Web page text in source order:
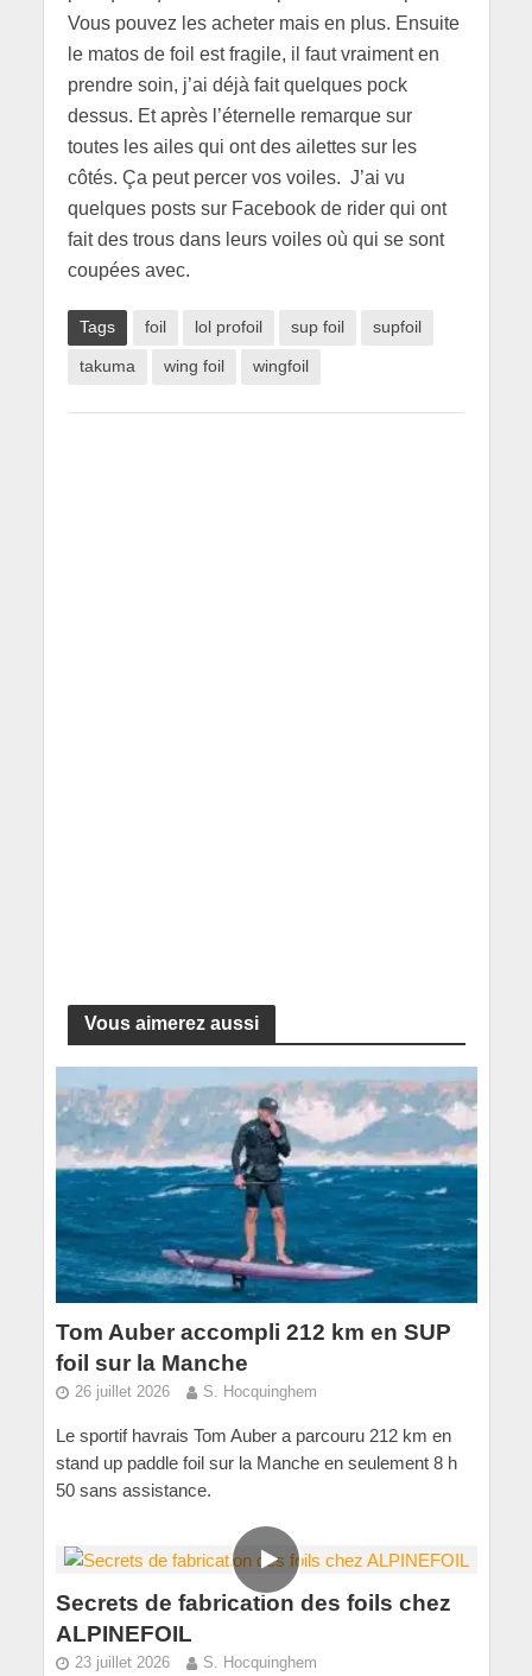
Vous pouvez les acheter mais en plus. Ensuite
le matos de foil est fragile, il faut vraiment en
prendre soin, j’ai déjà fait quelques pock
dessus. Et après l’éternelle remarque sur
toutes les ailes qui ont des ailettes sur les
côtés. Ça peut percer vos voiles. J’ai vu
quelques posts sur Facebook de rider qui ont
fait des trous dans leurs voiles où qui se sont
coupées avec.
Tags foil lol profoil sup foil supfoil
takuma wing foil wingfoil
Vous aimerez aussi
Tom Auber accompli 212 km en SUP
foil sur la Manche
26 juillet 2026 S. Hocquinghem
Le sportif havrais Tom Auber a parcouru 212 km en
stand up paddle foil sur la Manche en seulement 8 h
50 sans assistance.
Secrets de fabrication des foils chez
ALPINEFOIL
23 juillet 2026 S. Hocquinghem